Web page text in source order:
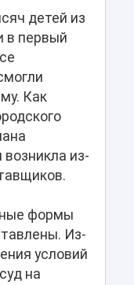
детей из
в первый
Как
возникла из-
формы
Из-
условий
на